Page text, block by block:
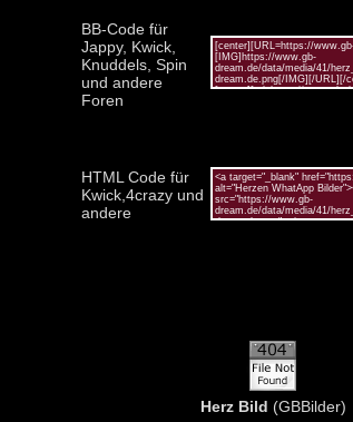
BB-Code für
Jappy, Kwick,
Knuddels, Spin
und andere
Foren
HTML Code für
Kwick,4crazy und
andere
Herz Bild (GBBilder)